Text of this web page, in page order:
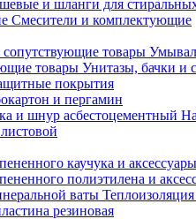
Смесители и комплектующие
Унитазы, бачки и
покрытия
и пергамин
резиновая